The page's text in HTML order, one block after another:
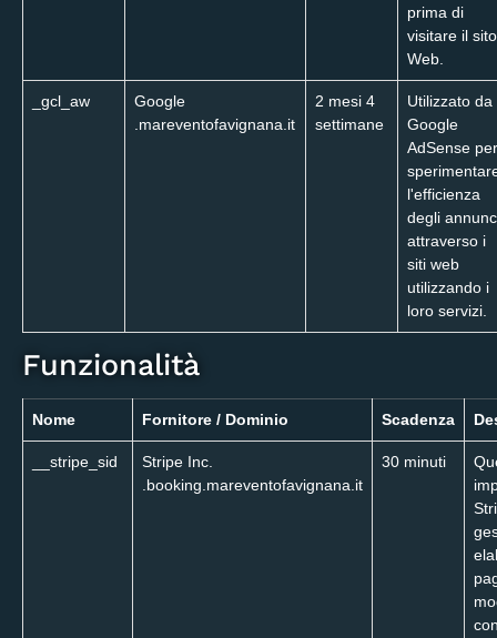
prima di
visitare il sito
Web.
_gcl_aw
Google
.mareventofavignana.it
2 mesi 4
settimane
Utilizzato da
Google
AdSense per
l'efficienza
degli
attraverso i
siti web
utilizzando i
loro servizi.
Funzionalità
Nome Fornitore / Dominio Scadenza
__stripe_sid
Stripe Inc.
.booking.mareventofavignana.it
30 minuti